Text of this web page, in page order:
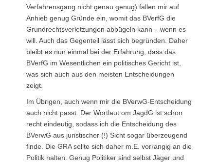
Verfahrensgang nicht genau genug) fallen mir auf
Anhieb genug Gründe ein, womit das BVerfG die
Grundrechtsverletzungen abbügeln kann – wenn es
will. Auch das Gegenteil lässt sich begründen. Daher
bleibt es nun einmal bei der Erfahrung, dass das
BVerfG im Wesentlichen ein politisches Gericht ist,
was sich auch aus den meisten Entscheidungen
zeigt.
Im Übrigen, auch wenn mir die BVerwG-Entscheidung
auch nicht passt: Der Wortlaut om JagdG ist schon
recht eindeutig, sodass ich die Entscheidung des
BVerwG aus juristischer (!) Sicht sogar überzeugend
finde. Die GRA sollte sich daher m.E. vorrangig an die
Politik halten. Genug Politiker sind selbst Jäger und